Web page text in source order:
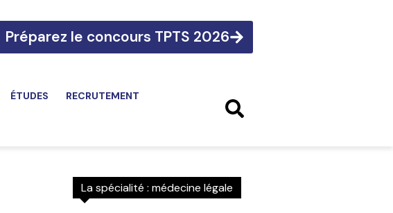
Préparez le concours TPTS 2026
ÉTUDES RECRUTEMENT
La spécialité : médecine légale